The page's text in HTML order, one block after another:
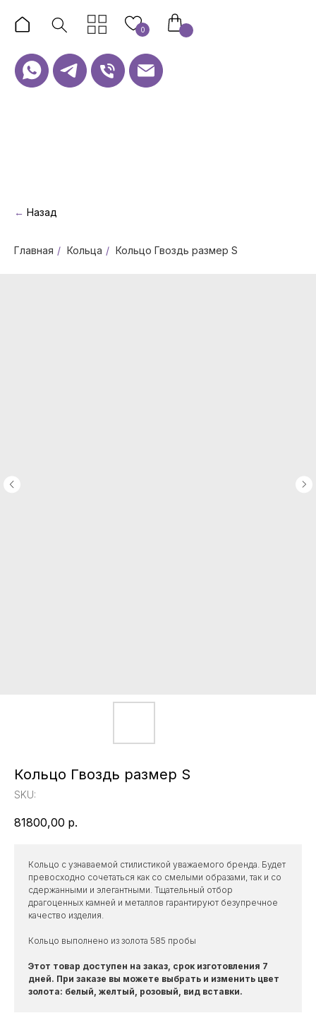
0
← Назад
Главная / Кольца / Кольцо Гвоздь размер S
Кольцо Гвоздь размер S
SKU:
81800,00 р.
Кольцо с узнаваемой стилистикой уважаемого бренда. Будет
превосходно сочетаться как со смелыми образами, так и со
сдержанными и элегантными. Тщательный отбор
драгоценных камней и металлов гарантируют безупречное
качество изделия.
Кольцо выполнено из золота 585 пробы
Этот товар доступен на заказ, срок изготовления 7
дней. При заказе вы можете выбрать и изменить цвет
золота: белый, желтый, розовый, вид вставки.